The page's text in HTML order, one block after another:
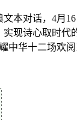
文本对话，4月
实现诗心取时代
中华十二场欢